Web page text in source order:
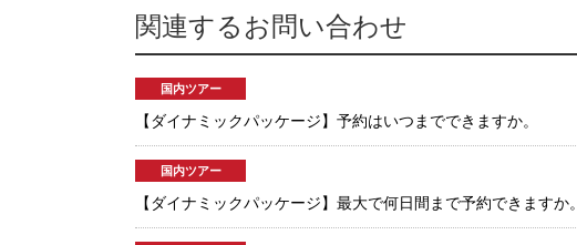
関連するお問い合わせ
国内ツアー
【ダイナミックパッケージ】予約はいつまでできますか。
国内ツアー
【ダイナミックパッケージ】最大で何日間まで予約できますか。